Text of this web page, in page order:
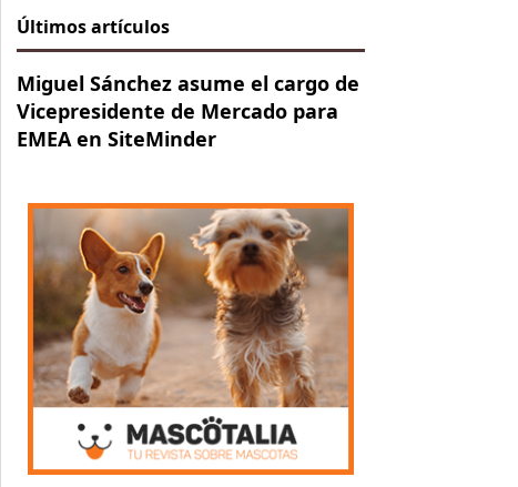
Últimos artículos
Miguel Sánchez asume el cargo de
Vicepresidente de Mercado para
EMEA en SiteMinder